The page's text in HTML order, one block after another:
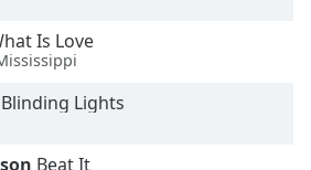
Is Love
Blinding Lights
Beat It